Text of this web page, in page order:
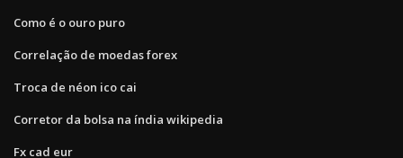
Como é o ouro puro
Correlação de moedas forex
Troca de néon ico cai
Corretor da bolsa na índia wikipedia
Fx cad eur